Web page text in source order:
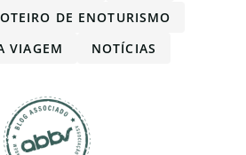
DE ENOTURISMO
VIAGEM
NOTÍCIAS